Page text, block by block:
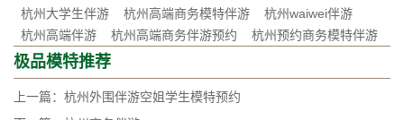
杭州大学生伴游
杭州高端商务模特伴游
杭州waiwei伴游
杭州高端伴游
杭州高端商务伴游预约 杭州预约商务模特伴游
极品模特推荐
上一篇： 杭州外围伴游空姐学生模特预约